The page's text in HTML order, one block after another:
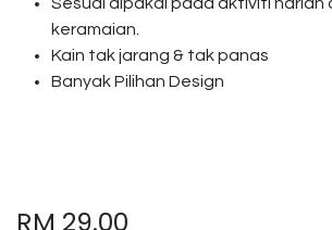
keramaian.
Kain tak jarang & tak panas
Banyak Pilihan Design
RM 29.00